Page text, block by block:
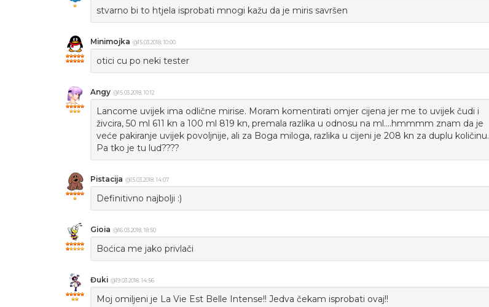
stvarno bi to htjela isprobati mnogi kažu da je miris savršen
Minimojka @15.03.2018. 10:00
otici cu po neki tester
Angy @15.03.2018. 10:12
Lancome uvijek ima odlične mirise. Moram komentirati omjer cijena jer me to uvijek čudi i
živcira, 50 ml 611 kn a 100 ml 819 kn, premala razlika u odnosu na ml....hmmmm znam da je
veće pakiranje uvijek povoljnije, ali za Boga miloga, razlika u cijeni je 208 kn za duplu količinu.
Pa tko je tu lud????
Pistacija @15.03.2018. 14:07
Definitivno najbolji :)
Gioia @16.03.2018. 18:50
Boćica me jako privlači
Đuki @19.03.2018. 14:56
Moj omiljeni je La Vie Est Belle Intense!! Jedva čekam isprobati ovaj!!